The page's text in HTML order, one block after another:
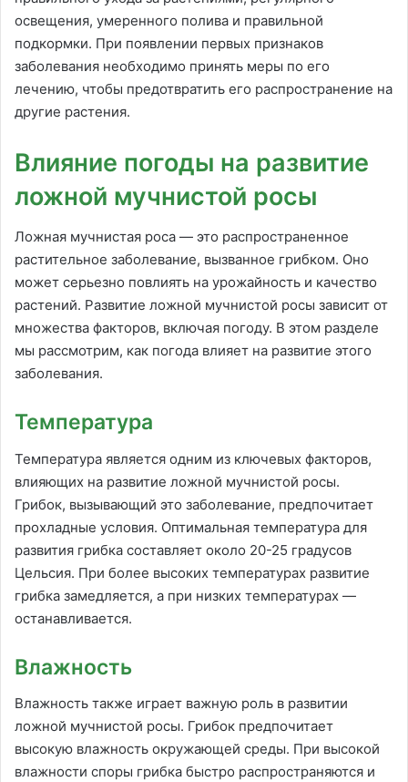
освещения, умеренного полива и правильной
подкормки. При появлении первых признаков
заболевания необходимо принять меры по его
лечению, чтобы предотвратить его распространение на
другие растения.
Влияние погоды на развитие
ложной мучнистой росы
Ложная мучнистая роса — это распространенное
растительное заболевание, вызванное грибком. Оно
может серьезно повлиять на урожайность и качество
растений. Развитие ложной мучнистой росы зависит от
множества факторов, включая погоду. В этом разделе
мы рассмотрим, как погода влияет на развитие этого
заболевания.
Температура
Температура является одним из ключевых факторов,
влияющих на развитие ложной мучнистой росы.
Грибок, вызывающий это заболевание, предпочитает
прохладные условия. Оптимальная температура для
развития грибка составляет около 20-25 градусов
Цельсия. При более высоких температурах развитие
грибка замедляется, а при низких температурах —
останавливается.
Влажность
Влажность также играет важную роль в развитии
ложной мучнистой росы. Грибок предпочитает
высокую влажность окружающей среды. При высокой
влажности споры грибка быстро распространяются и